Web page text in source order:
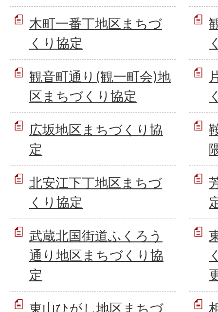
木町一番丁地区まちづ
くり協定
観音町通り(観一町会)地
区まちづくり協定
広坂地区まちづくり協
定
北安江下丁地区まちづ
くり協定
武蔵北国街道ふくろう
通り地区まちづくり協
定
東山ひがし地区まちづ